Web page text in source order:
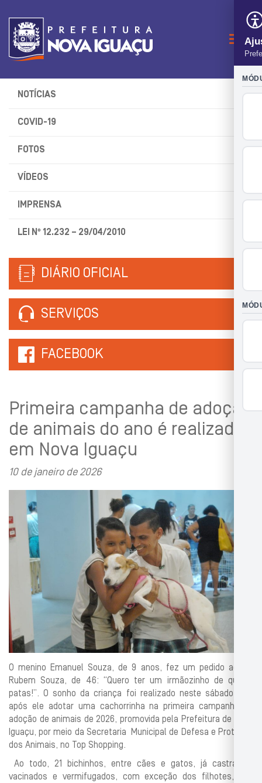
NOTÍCIAS
COVID-19
FOTOS
VÍDEOS
IMPRENSA
LEI Nº 12.232 – 29/04/2010
DIÁRIO OFICIAL
SERVIÇOS
FACEBOOK
Primeira campanha de adoção
de animais do ano é realizada
em Nova Iguaçu
10 de janeiro de 2026
O menino Emanuel Souza, de 9 anos, fez um pedido ao pai
Rubem Souza, de 46: “Quero ter um irmãozinho de quatro
patas!”. O sonho da criança foi realizado neste sábado (10),
após ele adotar uma cachorrinha na primeira campanha de
adoção de animais de 2026, promovida pela Prefeitura de Nova
Iguaçu, por meio da Secretaria Municipal de Defesa e Proteção
dos Animais, no Top Shopping.
Ao todo, 21 bichinhos, entre cães e gatos, já castrados,
vacinados e vermifugados, com exceção dos filhotes, que